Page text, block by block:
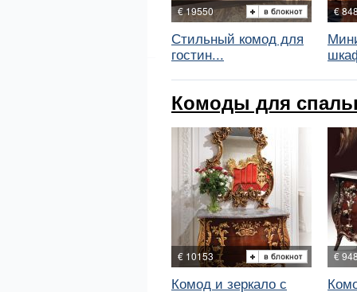
€ 19550
Стильный комод для
гостин...
€
Комоды для
€ 10153
Комод и зеркало с
€